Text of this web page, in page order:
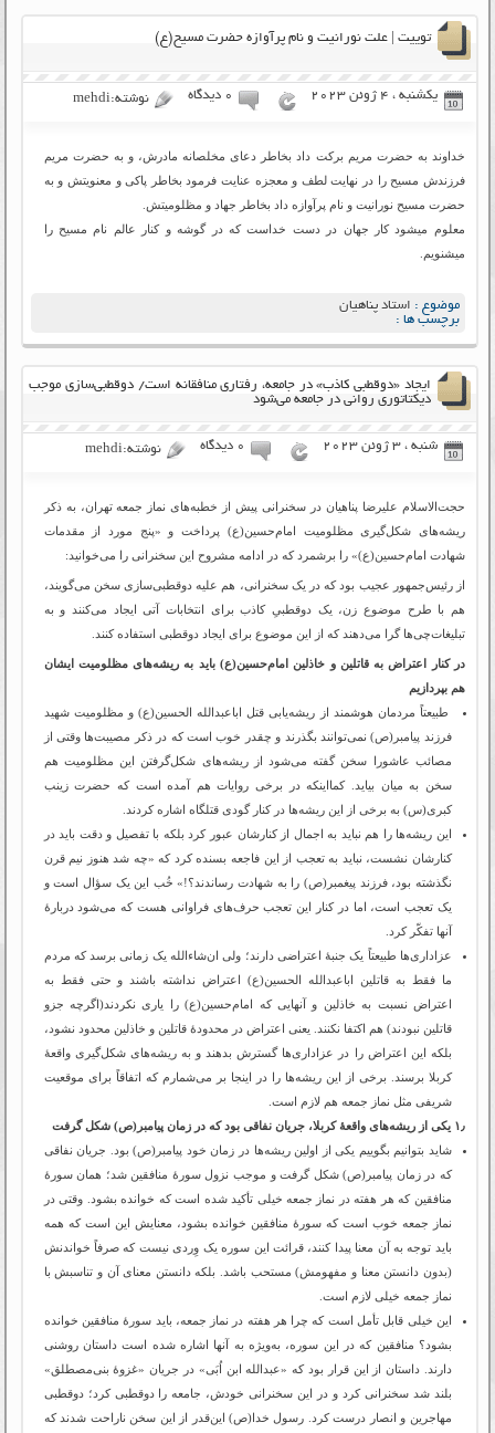
توییت | علت نورانیت و نام پرآوازه حضرت مسیح(ع)
یکشنبه ، 4 ژوئن 2023 ۰ دیدگاه نوشته:mehdi
خداوند به حضرت مریم برکت داد بخاطر دعای مخلصانه مادرش، و به حضرت مریم
فرزندش مسیح را در نهایت لطف و معجزه عنایت فرمود بخاطر پاکی و معنویتش و به
حضرت مسیح نورانیت و نام پرآوازه داد بخاطر جهاد و مظلومیتش.
معلوم میشود کار جهان در دست خداست که در گوشه و کنار عالم نام مسیح را
میشنویم.
موضوع : استاد پناهیان
برچسب ها :
ایجاد «دوقطبی کاذب» در جامعه، رفتاری منافقانه است/ دوقطبی‌سازی موجب
دیکتاتوری روانی در جامعه می‌شود
شنبه ، 3 ژوئن 2023 ۰ دیدگاه نوشته:mehdi
حجت‌الاسلام علیرضا پناهیان در سخنرانی پیش از خطبه‌های نماز جمعه تهران، به ذکر
ریشه‌های شکل‌گیری مظلومیت امام‌حسین(ع) پرداخت و «پنج مورد از مقدمات
شهادت امام‌حسین(ع)» را برشمرد که در ادامه مشروح این سخنرانی را می‌خوانید:
از رئیس‌جمهور عجیب بود که در یک سخنرانی، هم علیه دوقطبی‌سازی سخن می‌گویند،
هم با طرح موضوع زن، یک دوقطبیِ کاذب برای انتخابات آتی ایجاد می‌کنند و به
تبلیغات‌چی‌ها گرا می‌دهند که از این موضوع برای ایجاد دوقطبی استفاده کنند.
در کنار اعتراض به قاتلین و خاذلین امام‌حسین(ع) باید به ریشه‌های مظلومیت ایشان
هم بپردازیم
طبیعتاً مردمان هوشمند از ریشه‌یابی قتل اباعبدالله الحسین(ع) و مظلومیت شهید
فرزند پیامبر(ص) نمی‌توانند بگذرند و چقدر خوب است که در ذکر مصیبت‌ها وقتی از
مصائب عاشورا سخن گفته می‌شود از ریشه‌های شکل‌گرفتن این مظلومیت هم
سخن به میان بیاید. کمااینکه در برخی روایات هم آمده است که حضرت زینب
کبری(س) به برخی از این ریشه‌ها در کنار گودی قتلگاه اشاره کردند.
این ریشه‌ها را هم نباید به اجمال از کنارشان عبور کرد بلکه با تفصیل و دقت باید در
کنارشان نشست، نباید به تعجب از این فاجعه بسنده کرد که «چه شد هنوز نیم قرن
نگذشته بود، فرزند پیغمبر(ص) را به شهادت رساندند؟!» خُب این یک سؤال است و
یک تعجب است، اما در کنار این تعجب حرف‌های فراوانی هست که می‌شود دربارۀ
آنها تفکّر کرد.
عزاداری‌ها طبیعتاً یک جنبۀ اعتراضی دارند؛ ولی ان‌شاءالله یک زمانی برسد که مردم
ما فقط به قاتلین اباعبدالله الحسین(ع) اعتراض نداشته باشند و حتی فقط به
اعتراض نسبت به خاذلین و آنهایی که امام‌حسین(ع) را یاری نکردند(اگرچه جزو
قاتلین نبودند) هم اکتفا نکنند. یعنی اعتراض در محدودۀ قاتلین و خاذلین محدود نشود،
بلکه این اعتراض را در عزاداری‌ها گسترش بدهند و به ریشه‌های شکل‌گیری واقعۀ
کربلا برسند. برخی از این ریشه‌ها را در اینجا بر می‌شمارم که اتفاقاً برای موقعیت
شریفی مثل نماز جمعه هم لازم است.
۱٫ یکی از ریشه‌های واقعۀ کربلا، جریان نفاقی بود که در زمان پیامبر(ص) شکل گرفت
شاید بتوانیم بگوییم یکی از اولین ریشه‌ها در زمان خود پیامبر(ص) بود. جریان نفاقی
که در زمان پیامبر(ص) شکل گرفت و موجب نزول سورۀ منافقین شد؛ همان سورۀ
منافقین که هر هفته در نماز جمعه خیلی تأکید شده است که خوانده بشود. وقتی در
نماز جمعه خوب است که سورۀ منافقین خوانده بشود، معنایش این است که همه
باید توجه به آن معنا پیدا کنند، قرائت این سوره یک وِردی نیست که صرفاً خواندنش
(بدون دانستن معنا و مفهومش) مستحب باشد. بلکه دانستن معنای آن و تناسبش با
نماز جمعه خیلی لازم است.
این خیلی قابل تأمل است که چرا هر هفته در نماز جمعه، باید سورۀ منافقین خوانده
بشود؟ منافقین که در این سوره، به‌ویژه به آنها اشاره شده است داستان روشنی
دارند. داستان از این قرار بود که «عبدالله ابن اُبَی» در جریان «غزوۀ بنی‌مصطلق»
بلند شد سخنرانی کرد و در این سخنرانی خودش، جامعه را دوقطبی کرد؛ دوقطبی
مهاجرین و انصار درست کرد. رسول خدا(ص) این‌قدر از این سخن ناراحت شدند که